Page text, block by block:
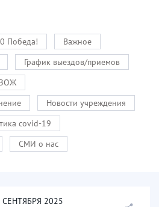
Победа!
Важное
График выездов/приемов
Новости учреждения
covid-19
СМИ о нас
СЕНТЯБРЯ 2025